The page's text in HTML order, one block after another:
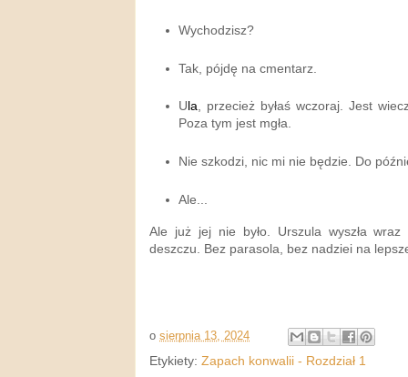
Wychodzisz?
Tak, pójdę na cmentarz.
U la, przecież byłaś wczoraj. Jest
Poza tym jest mgła.
Nie szkodzi, nic mi nie będzie. Do
Ale...
Ale już jej nie było. Urszula wyszła
deszczu. Bez parasola, bez nadziei na
o sierpnia 13, 2024
Etykiety: Zapach konwalii - Rozdział 1